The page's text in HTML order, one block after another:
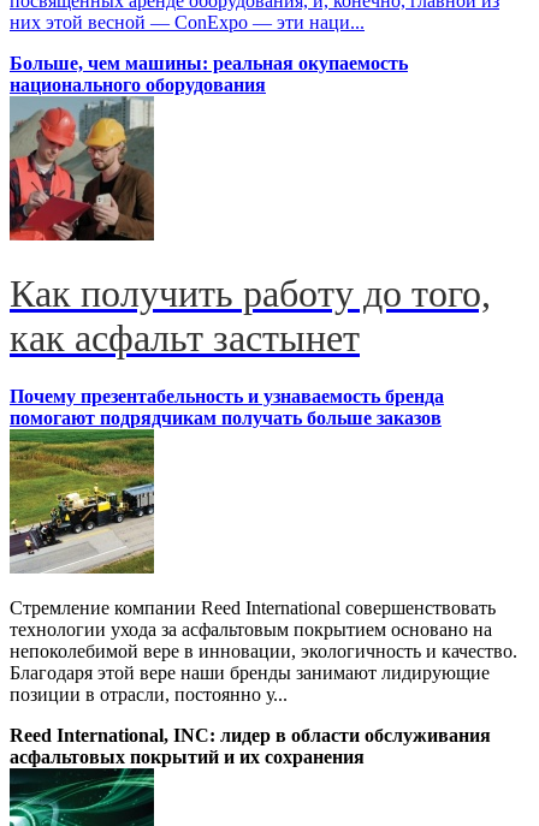
них этой весной — ConExpo — эти наци...
Больше, чем машины: реальная окупаемость
национального оборудования
Как получить работу до того,
как асфальт застынет
Почему презентабельность и узнаваемость бренда
помогают подрядчикам получать больше заказов
Стремление компании Reed International совершенствовать
технологии ухода за асфальтовым покрытием основано на
непоколебимой вере в инновации, экологичность и качество.
Благодаря этой вере наши бренды занимают лидирующие
позиции в отрасли, постоянно у...
Reed International, INC: лидер в области обслуживания
асфальтовых покрытий и их сохранения